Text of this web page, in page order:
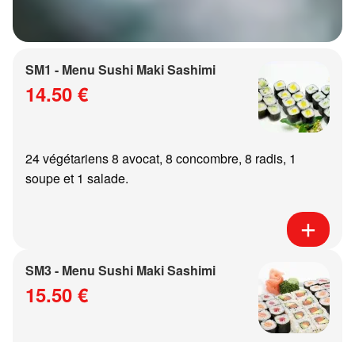
SM1 - Menu Sushi Maki Sashimi
14.50 €
24 végétariens 8 avocat, 8 concombre, 8 radis, 1
soupe et 1 salade.
SM3 - Menu Sushi Maki Sashimi
15.50 €